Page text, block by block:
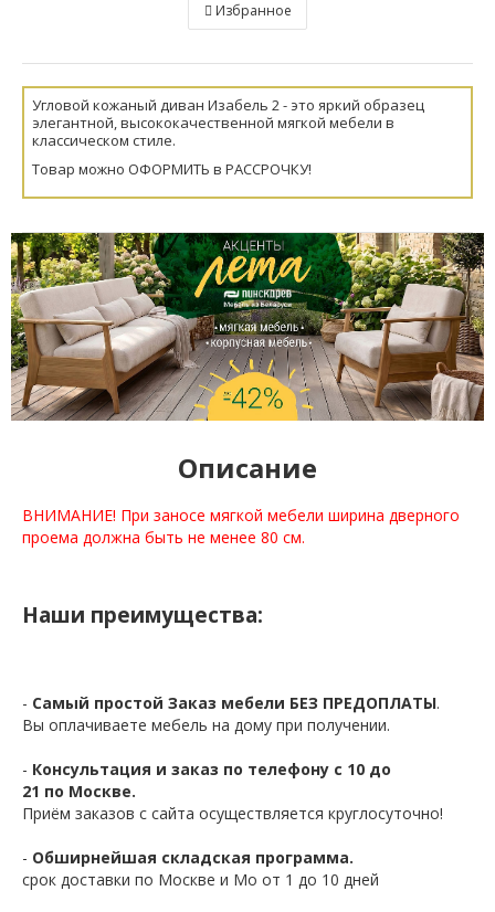
Избранное
Угловой кожаный диван Изабель 2 - это яркий образец
элегантной, высококачественной мягкой мебели в
классическом стиле.
Товар можно ОФОРМИТЬ в РАССРОЧКУ!
Описание
ВНИМАНИЕ! При заносе мягкой мебели ширина дверного
проема должна быть не менее 80 см.
Наши преимущества:
- Самый простой Заказ мебели БЕЗ ПРЕДОПЛАТЫ.
Вы оплачиваете мебель на дому при получении.
- Консультация и заказ по телефону с 10 до
21 по Москве.
Приём заказов с сайта осуществляется круглосуточно!
- Обширнейшая складская программа.
срок доставки по Москве и Мо от 1 до 10 дней